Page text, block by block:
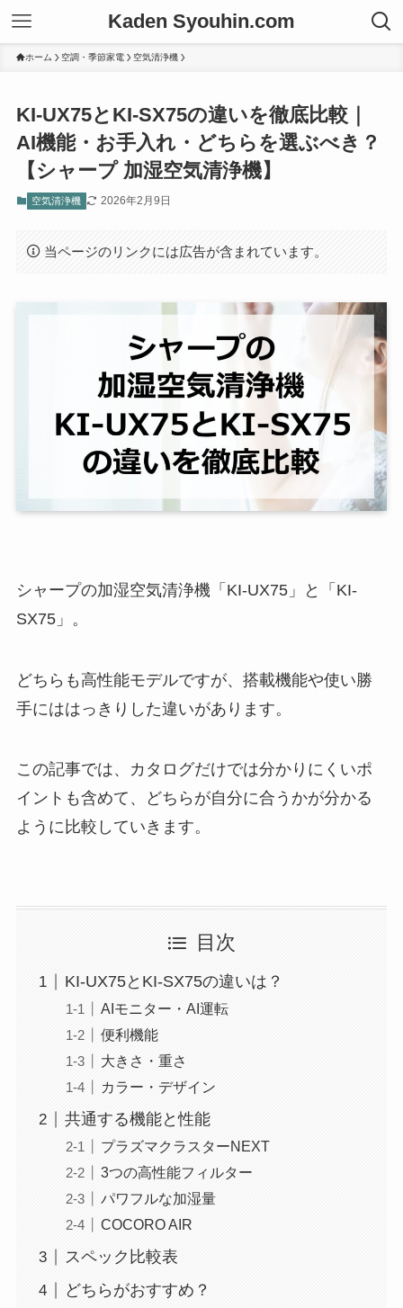
Kaden Syouhin.com
ホーム 空調・季節家電 空気清浄機
KI-UX75とKI-SX75の違いを徹底比較｜
AI機能・お手入れ・どちらを選ぶべき？
【シャープ 加湿空気清浄機】
空気清浄機 2026年2月9日
当ページのリンクには広告が含まれています。
シャープの加湿空気清浄機「KI-UX75」と「KI-
SX75」。
どちらも高性能モデルですが、搭載機能や使い勝
手にははっきりした違いがあります。
この記事では、カタログだけでは分かりにくいポ
イントも含めて、どちらが自分に合うかが分かる
ように比較していきます。
目次
KI-UX75とKI-SX75の違いは？
AIモニター・AI運転
便利機能
大きさ・重さ
カラー・デザイン
共通する機能と性能
プラズマクラスターNEXT
3つの高性能フィルター
パワフルな加湿量
COCORO AIR
スペック比較表
どちらがおすすめ？